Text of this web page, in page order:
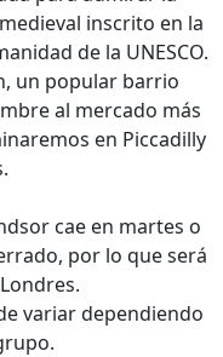
inscrito en la
de la UNESCO.
un popular barrio
al mercado más
en Piccadilly
cae en martes o
por lo que será
variar dependiendo